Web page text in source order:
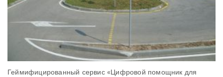
Геймифицированный сервис «Цифровой помощник для